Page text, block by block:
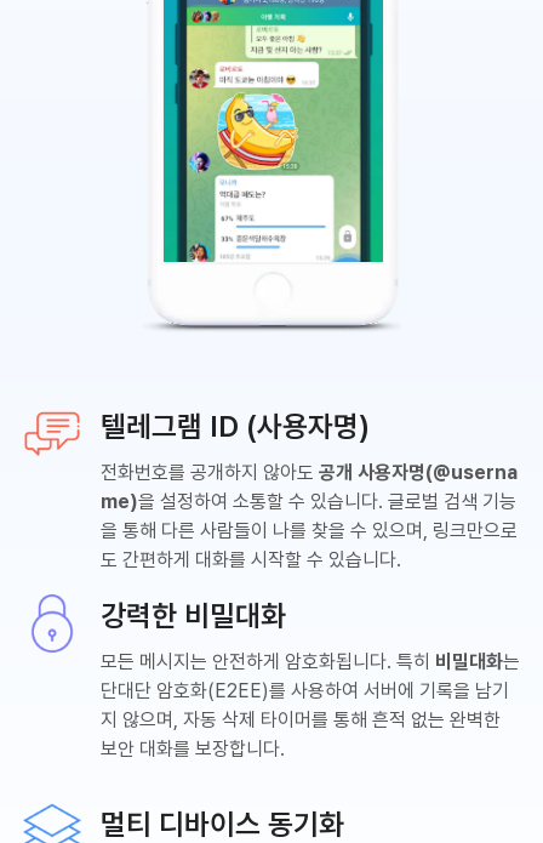
텔레그램 ID (사용자명)
전화번호를 공개하지 않아도 공개 사용자명(@userna
me)을 설정하여 소통할 수 있습니다. 글로벌 검색 기능
을 통해 다른 사람들이 나를 찾을 수 있으며, 링크만으로
도 간편하게 대화를 시작할 수 있습니다.
강력한 비밀대화
모든 메시지는 안전하게 암호화됩니다. 특히 비밀대화는
단대단 암호화(E2EE)를 사용하여 서버에 기록을 남기
지 않으며, 자동 삭제 타이머를 통해 흔적 없는 완벽한
보안 대화를 보장합니다.
멀티 디바이스 동기화